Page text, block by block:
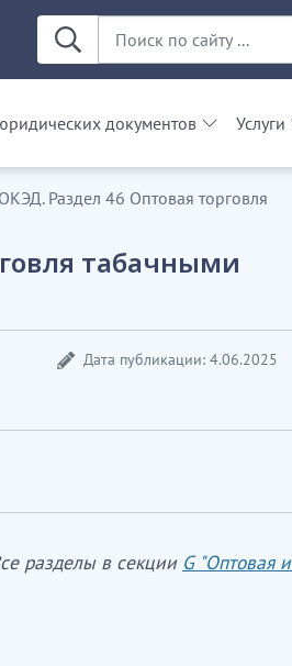
документов Услуги
Раздел 46 Оптовая торговля
табачными
Дата публикации: 4.06.2025
разделы в секции G "Оптовая